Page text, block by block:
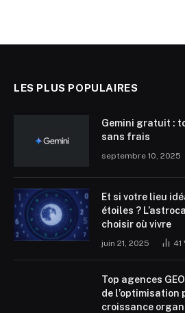
LES PLUS POPULAIRES
Gemini gratuit :
sans frais
septembre 10, 2025
Et si votre lieu
étoiles ?
choisir où vivre
juin 21, 2025 41
Top agences
de l’optimisation
croissance